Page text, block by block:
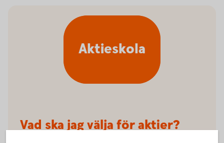
Vad ska jag välja för aktier?
Aktieskola